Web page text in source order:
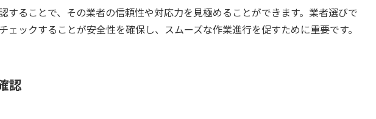
することで、その業者の信頼性や対応力を見極めることができます。業者選びで
ェックすることが安全性を確保し、スムーズな作業進行を促すために重要です。
認